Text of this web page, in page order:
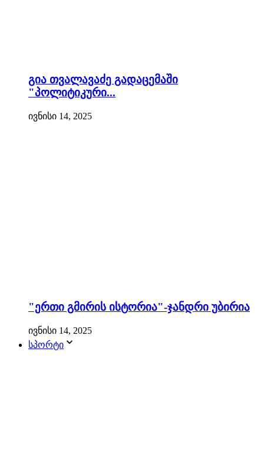
გია თვალავაძე გადაცემაში
"პოლიტიკური...
ივნისი 14, 2025
"ერთი გმირის ისტორია"-ჯანდრი უბირია
ივნისი 14, 2025
სპორტი